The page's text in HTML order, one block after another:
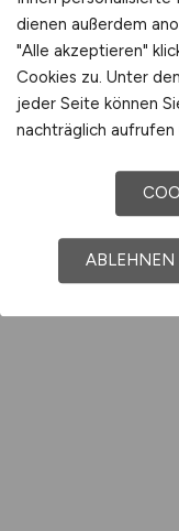
dienen außerdem
"Alle akzeptieren"
Cookies zu. Unter
jeder Seite können
nachträglich aufrufen
ABLEHNEN